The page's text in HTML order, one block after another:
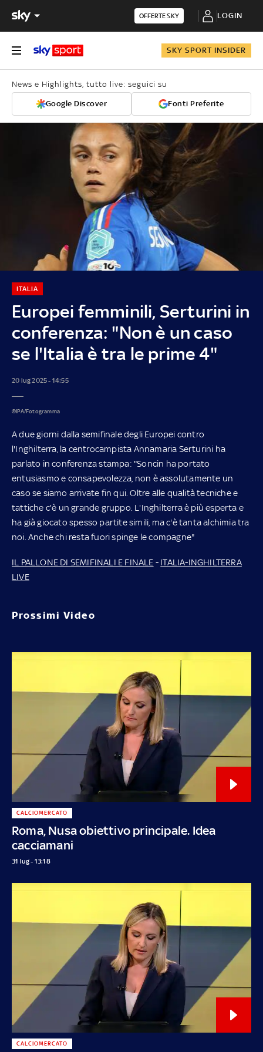
OFFERTE SKY LOGIN
SKY SPORT INSIDER
News e Highlights, tutto live: seguici su
Google Discover Fonti Preferite
Europei femminili, Serturini in
conferenza: "Non è un caso
se l'Italia è tra le prime 4"
ITALIA
20 lug 2025 - 14:55
©IPA/Fotogramma
A due giorni dalla semifinale degli Europei contro
l'Inghilterra, la centrocampista Annamaria Serturini ha
parlato in conferenza stampa: "Soncin ha portato
entusiasmo e consapevolezza, non è assolutamente un
caso se siamo arrivate fin qui. Oltre alle qualità tecniche e
tattiche c'è un grande gruppo. L'Inghilterra è più esperta e
ha già giocato spesso partite simili, ma c'è tanta alchimia tra
noi. Anche chi resta fuori spinge le compagne"
IL PALLONE DI SEMIFINALI E FINALE - ITALIA-INGHILTERRA
LIVE
Prossimi Video
Roma, Nusa obiettivo principale. Idea
cacciamani
CALCIOMERCATO
31 lug - 13:18
CALCIOMERCATO